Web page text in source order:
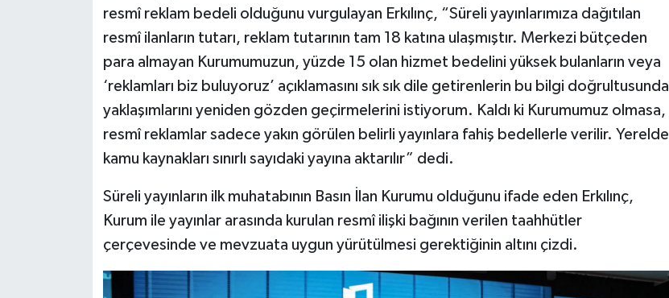
resmî reklam bedeli olduğunu vurgulayan Erkılınç, “Süreli yayınlarımıza dağıtılan
resmî ilanların tutarı, reklam tutarının tam 18 katına ulaşmıştır. Merkezi bütçeden
para almayan Kurumumuzun, yüzde 15 olan hizmet bedelini yüksek bulanların veya
‘reklamları biz buluyoruz’ açıklamasını sık sık dile getirenlerin bu bilgi doğrultusunda
yaklaşımlarını yeniden gözden geçirmelerini istiyorum. Kaldı ki Kurumumuz olmasa,
resmî reklamlar sadece yakın görülen belirli yayınlara fahiş bedellerle verilir. Yerelde
kamu kaynakları sınırlı sayıdaki yayına aktarılır” dedi.
Süreli yayınların ilk muhatabının Basın İlan Kurumu olduğunu ifade eden Erkılınç,
Kurum ile yayınlar arasında kurulan resmî ilişki bağının verilen taahhütler
çerçevesinde ve mevzuata uygun yürütülmesi gerektiğinin altını çizdi.